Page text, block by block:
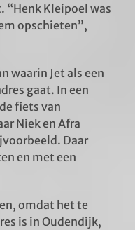
“Henk Kleipoel was
opschieten”,
waarin Jet als een
gaat. In een
fiets van
Niek en Afra
Daar
en met een
omdat het te
is in Oudendijk,